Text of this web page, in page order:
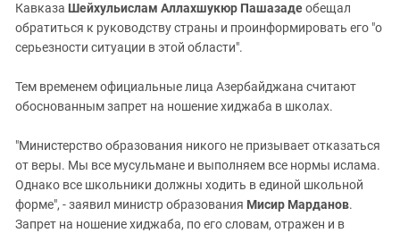
Кавказа Шейхульислам Аллахшукюр Пашазадеобещал
обратиться к руководству страны и проинформировать его "о
серьезности ситуации в этой области".
Тем временем официальные лица Азербайджана считают
обоснованным запрет на ношение хиджаба в школах.
"Министерство образования никого не призывает отказаться
от веры. Мы все мусульмане и выполняем все нормы ислама.
Однако все школьники должны ходить в единой школьной
форме", - заявил министр образования Мисир Марданов.
Запрет на ношение хиджаба, по его словам, отражен и в